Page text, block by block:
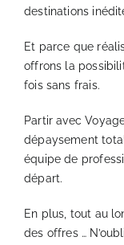
destinations
Et parce que
offrons la
fois sans frais.
Partir avec
dépaysement
équipe de
départ.
En plus, tout au
des offres …